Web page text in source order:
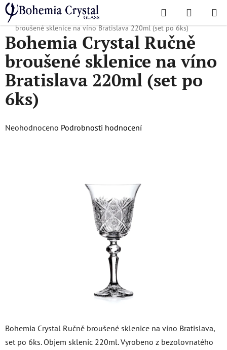
Přejít
na
obsah
Hledat
KOŠÍK
Domů
/ Oblíbené kolekce / Bratislava
Bohemia Crystal Ručně
broušené sklenice na víno Bratislava 220ml (set po 6ks)
Bohemia Crystal Ručně broušené sklenice na víno Bratislava,
set po 6ks. Objem sklenic 220ml. Vyrobeno z bezolovnatého
Bohemia Crystal Ručně
broušené sklenice na víno
Bratislava 220ml (set po
6ks)
Průměrné
Neohodnoceno Podrobnosti hodnocení